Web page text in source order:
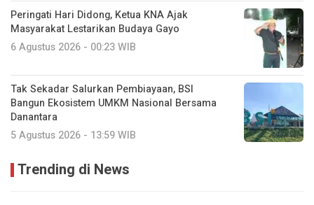
Peringati Hari Didong, Ketua KNA Ajak
Masyarakat Lestarikan Budaya Gayo
6 Agustus 2026 - 00:23 WIB
Tak Sekadar Salurkan Pembiayaan, BSI
Bangun Ekosistem UMKM Nasional Bersama
Danantara
5 Agustus 2026 - 13:59 WIB
Trending di News